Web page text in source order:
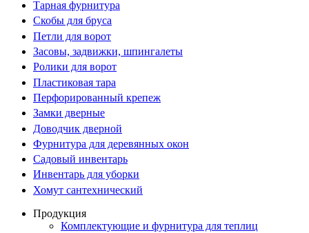
Тарная фурнитура
Скобы для бруса
Петли для ворот
Засовы, задвижки, шпингалеты
Ролики для ворот
Пластиковая тара
Перфорированный крепеж
Замки дверные
Доводчик дверной
Фурнитура для деревянных окон
Садовый инвентарь
Инвентарь для уборки
Хомут сантехнический
Продукция
Комплектующие и фурнитура для теплиц